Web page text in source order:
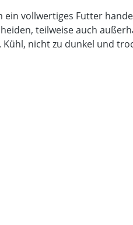
vollwertiges Futter
teilweise auch
nicht zu dunkel und